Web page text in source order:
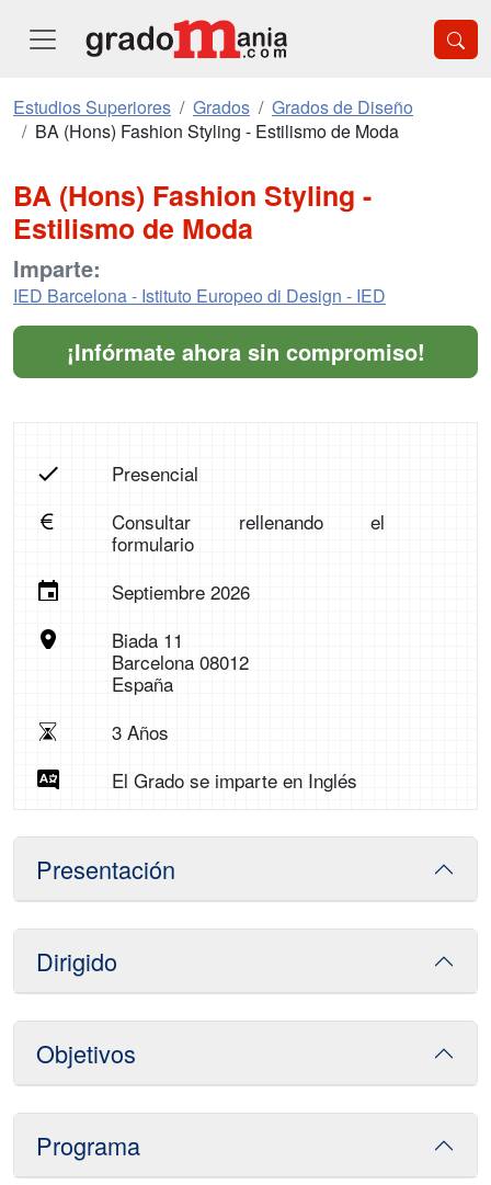
Estudios Superiores Grados
Grados de Diseño
BA (Hons) Fashion Styling - Estilismo de Moda
BA (Hons) Fashion Styling -
Estilismo de Moda
Imparte:
IED Barcelona - Istituto Europeo di Design - IED
¡Infórmate ahora sin compromiso!
Presencial
Consultar rellenando el
formulario
Septiembre 2026
Biada 11
Barcelona 08012
España
3 Años
El Grado se imparte en Inglés
Presentación
Dirigido
Objetivos
Programa